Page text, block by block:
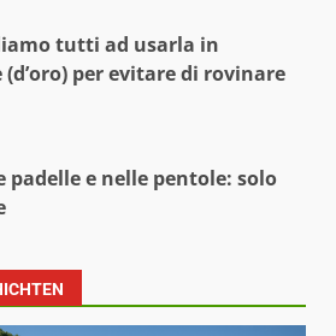
tutti ad usarla in
per evitare di rovinare
padelle e nelle pentole: solo